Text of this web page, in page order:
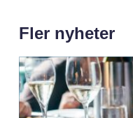
Fler nyheter